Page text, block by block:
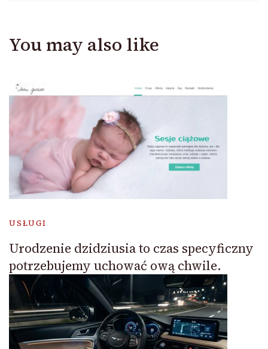
You may also like
USŁUGI
Urodzenie dzidziusia to czas specyficzny
potrzebujemy uchować ową chwile.